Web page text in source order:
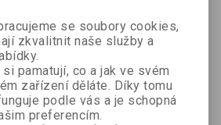
jednou rukou.
se soubory cookies,
zkvalitnit naše služby a
pamatují, co a jak ve svém
zařízení děláte. Díky tomu
podle vás a je schopná
preferencím.